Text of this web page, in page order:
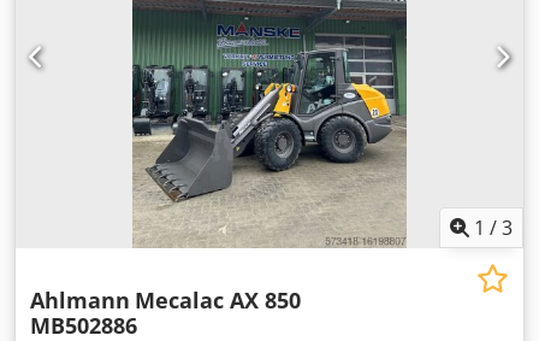
1 /3
Ahlmann Mecalac AX 850
MB502886